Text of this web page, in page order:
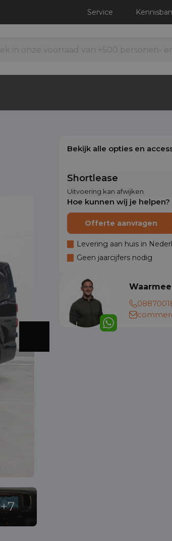
Service
Bekijk alle opties en
Shortlease
Uitvoering kan afwijken
Hoe kunnen wij je helpen?
Offerte aanvragen
Levering aan huis in
Geen jaarcijfers nodig